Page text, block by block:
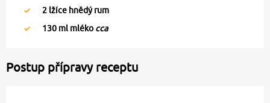
2 lžíce hnědý rum
130 ml mléko cca
Postup přípravy receptu